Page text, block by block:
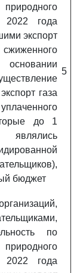
природного
года
экспорт
газа
до 1
бюджет
5
по
природного
года